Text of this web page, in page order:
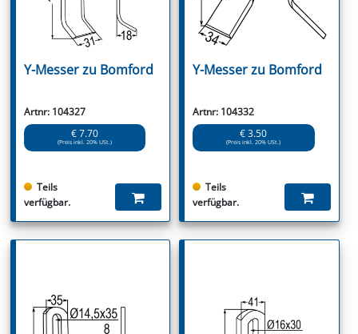
Y-Messer zu Bomford
Artnr: 104327
€ 7.70
(Preis inkl. 20% USt.)
Teils
verfügbar.
Y-Messer zu Bomford
Artnr: 104332
€ 3.50
(Preis inkl. 20% USt.)
Teils
verfügbar.